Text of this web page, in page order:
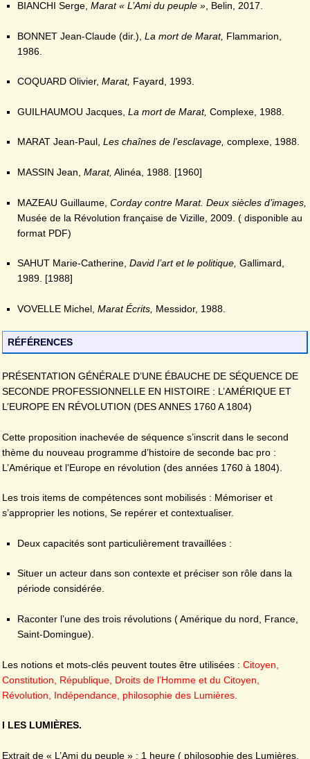
BIANCHI Serge, Marat « L’Ami du peuple », Belin, 2017.
BONNET Jean-Claude (dir.), La mort de Marat, Flammarion,
1986.
COQUARD Olivier, Marat, Fayard, 1993.
GUILHAUMOU Jacques, La mort de Marat, Complexe, 1988.
MARAT Jean-Paul, Les chaînes de l’esclavage, complexe, 1988.
MASSIN Jean, Marat, Alinéa, 1988. [1960]
MAZEAU Guillaume, Corday contre Marat. Deux siècles d’images,
Musée de la Révolution française de Vizille, 2009. ( disponible au
format PDF)
SAHUT Marie-Catherine, David l’art et le politique, Gallimard,
1989. [1988]
VOVELLE Michel, Marat Écrits, Messidor, 1988.
RÉFÉRENCES
PRÉSENTATION GÉNÉRALE D’UNE ÉBAUCHE DE SÉQUENCE DE
SECONDE PROFESSIONNELLE EN HISTOIRE : L’AMÉRIQUE ET
L’EUROPE EN RÉVOLUTION (DES ANNES 1760 A 1804)
Cette proposition inachevée de séquence s’inscrit dans le second
thème du nouveau programme d’histoire de seconde bac pro :
L’Amérique et l’Europe en révolution (des années 1760 à 1804).
Les trois items de compétences sont mobilisés : Mémoriser et
s’approprier les notions, Se repérer et contextualiser.
Deux capacités sont particulièrement travaillées :
Situer un acteur dans son contexte et préciser son rôle dans la
période considérée.
Raconter l’une des trois révolutions ( Amérique du nord, France,
Saint-Domingue).
Les notions et mots-clés peuvent toutes être utilisées : Citoyen,
Constitution, République, Droits de l’Homme et du Citoyen,
Révolution, Indépendance, philosophie des Lumières.
I LES LUMIÈRES.
Extrait de « L’Ami du peuple » : 1 heure ( philosophie des Lumières,